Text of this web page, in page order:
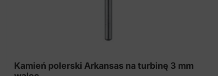
Kamień polerski Arkansas na turbinę 3 mm